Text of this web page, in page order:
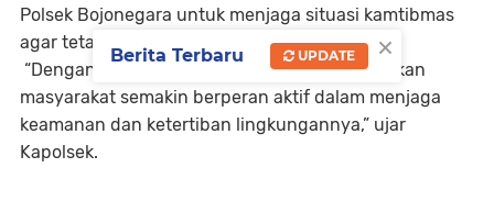
Polsek Bojonegara untuk menjaga situasi kamtibmas
agar tetap kondusif di wilayah hukumnya.
“Dengan patroli sambang dialogis ini diharapkan
masyarakat semakin berperan aktif dalam menjaga
keamanan dan ketertiban lingkungannya,” ujar
Kapolsek.
×
Berita Terbaru UPDATE